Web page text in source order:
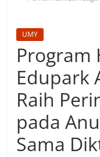
UMY
Program
Edupark
Raih
pada
Sama